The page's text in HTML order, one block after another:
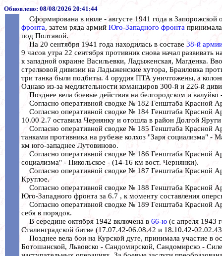
Обновлено: 08/08/2026 20:41:44
Сформирована в июле - августе 1941 года в Запорожской
фронта, затем ряда армий Юго-Западного фронта
под Полтавой.
На 20 сентября 1941 года находилась в составе 38-й
9 часов утра 22 сентября противник снова начал
к западной окраине Васильевки, Ладыженская, Магденка.
стрелковой дивизии на Ладыженские хутора, Браиловка
три танка были подбиты. 4 орудия ПТА уничтожены, а
Однако из-за медлительности командиров 300-й и 226-й
Позднее вела боевые действия на белгородском и
Согласно оперативной сводке № 182 Генштаба Красной
Согласно оперативной сводке № 184 Генштаба Красной
10.00 2.7 оставила Чернянку и отошла в район Долгой
Согласно оперативной сводке № 185 Генштаба Красной
танками противника на рубеже колхоз "Заря социализма" -
км юго-западнее Лутовиново.
Согласно оперативной сводке № 186 Генштаба Красной
социализма" - Никольское - (14-16 км вост. Чернянки).
Согласно оперативной сводке № 187 Генштаба Красной
Круглое.
Согласно оперативной сводке № 188 Генштаба Красной
Юго-Западного фронта за 6.7 , к моменту составления
Согласно оперативной сводке № 189 Генштаба Красной
себя в порядок.
В середине октября 1942 включена в 66-ю (с апреля 1943
Сталинградской битве (17.07.42-06.08.42 и 18.10.42-
Позднее вела бои на Курской дуге, принимала участие в
Ботошанской, Львовско - Сандомирской, Сандомирско -